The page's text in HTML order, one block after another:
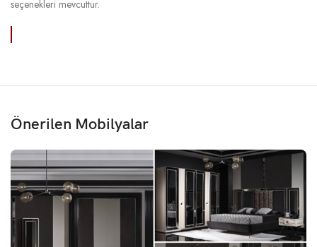
seçenekleri mevcuttur.
Önerilen Mobilyalar